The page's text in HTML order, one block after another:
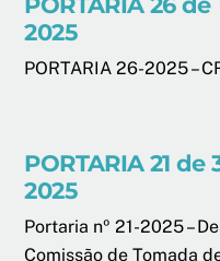
2025
PORTARIA 26-2025 –
PORTARIA 21
2025
Portaria nº 21-2025 –
Comissão de Tomada